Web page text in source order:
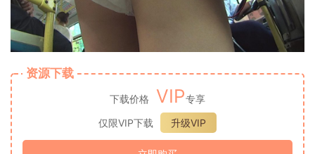
资源下载
下载价格 VIP专享
仅限VIP下载
升级VIP